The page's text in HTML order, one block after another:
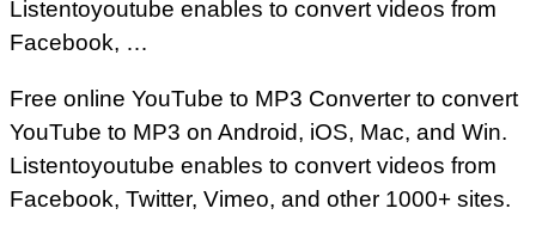
Listentoyoutube enables to convert videos from
Facebook, …
Free online YouTube to MP3 Converter to convert
YouTube to MP3 on Android, iOS, Mac, and Win.
Listentoyoutube enables to convert videos from
Facebook, Twitter, Vimeo, and other 1000+ sites.